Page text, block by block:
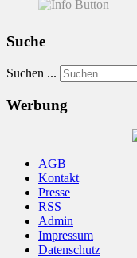
Suche
Suchen ...
Werbung
AGB
Kontakt
Presse
RSS
Admin
Impressum
Datenschutz